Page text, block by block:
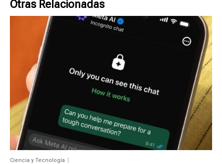
Otras Relacionadas
Ciencia y Tecnología